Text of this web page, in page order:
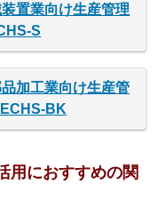
置業向け生産管理
S
加工業向け生産管
BK
用におすすめの関